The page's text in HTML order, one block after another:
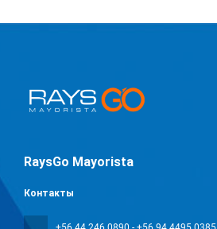
RaysGo Mayorista
Контакты